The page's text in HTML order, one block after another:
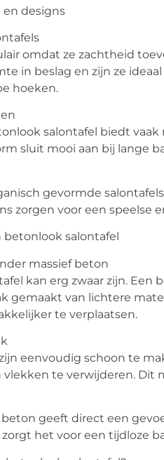
en designs
omdat ze zachtheid
in beslag en zijn ze
hoeken.
salontafel biedt
sluit mooi aan bij lange
gevormde
zorgen voor een speelse
salontafel
massief beton
kan erg zwaar zijn. Een
gemaakt van lichtere
te verplaatsen.
eenvoudig schoon te
te verwijderen. Dit
geeft direct een
het voor een tijdloze